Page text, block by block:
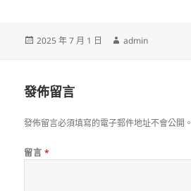
發
2025 年 7 月 1 日
作
admin
發佈留言
發佈留言必須填寫的電子郵件地址不會公開。
留言 *